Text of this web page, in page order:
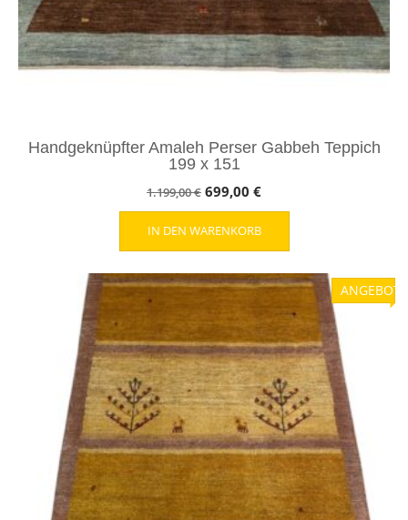
Handgeknüpfter Amaleh Perser Gabbeh Teppich
199 x 151
1.199,00€ Ursprünglicher
Preis
war:
699,00 €Aktueller
Preis
ist:
IN DEN WARENKORB
ANGEBOT!